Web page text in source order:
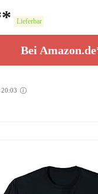
Lieferbar
Bei